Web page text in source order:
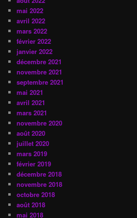
mai 2022
avril 2022
mars 2022
février 2022
janvier 2022
décembre 2021
novembre 2021
septembre 2021
mai 2021
avril 2021
mars 2021
novembre 2020
août 2020
juillet 2020
mars 2019
février 2019
décembre 2018
novembre 2018
octobre 2018
août 2018
mai 2018